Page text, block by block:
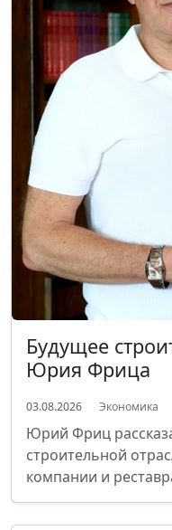
Будущее
Юрия Фрица
03.08.2026 Экономика
Юрий Фриц
строительной
компании и